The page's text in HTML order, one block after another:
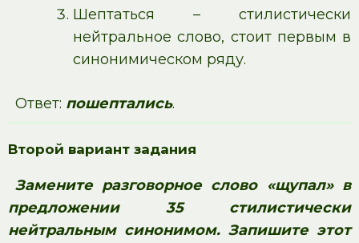
Шептаться – стилистически
нейтральное слово, стоит первым в
синонимическом ряду.
Ответ: пошептались.
Второй вариант задания
Замените разговорное слово «щупал» в
предложении 35 стилистически
нейтральным синонимом. Запишите этот